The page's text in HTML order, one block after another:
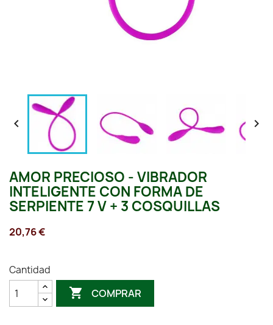
 
AMOR PRECIOSO - VIBRADOR
INTELIGENTE CON FORMA DE
SERPIENTE 7 V + 3 COSQUILLAS
20,76 €
Cantidad
 COMPRAR